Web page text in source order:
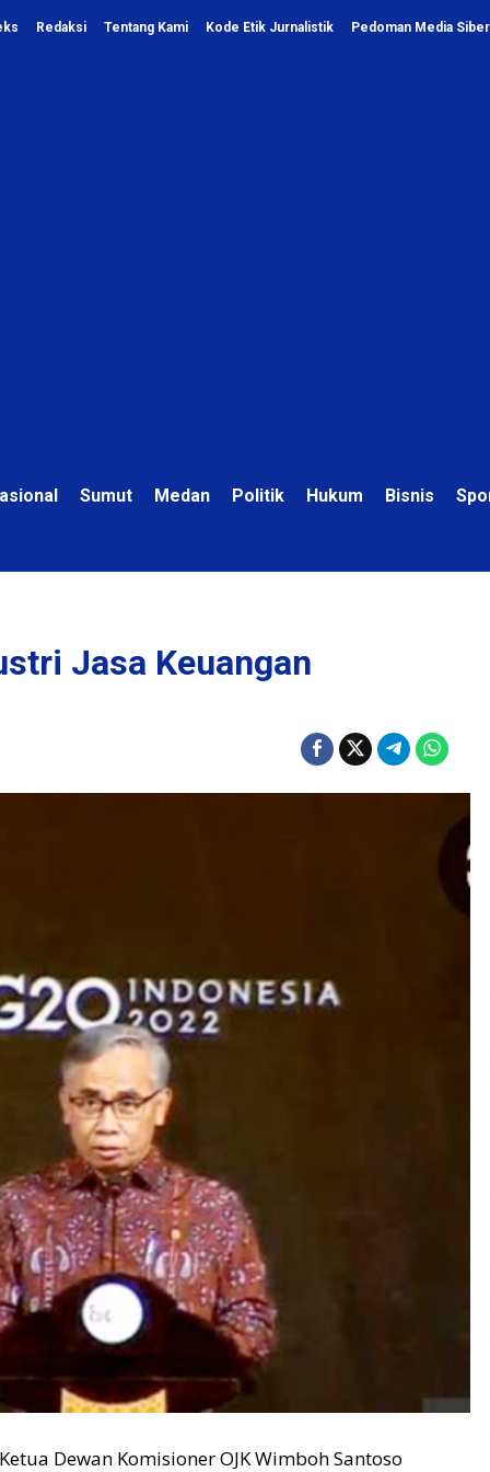
Redaksi Tentang Kami Kode Etik Jurnalistik Pedoman Media Siber
Sumut Medan Politik Hukum Bisnis
Jasa Keuangan
Dewan Komisioner OJK Wimboh Santoso